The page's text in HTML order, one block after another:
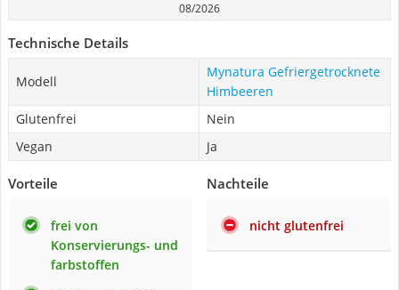
08/2026
Technische Details
Modell
Mynatura Gefriergetrocknete
Himbeeren
Glutenfrei
Nein
Vegan
Ja
Vorteile
frei von
Konservierungs- und
farbstoffen
Nachteile
nicht glutenfrei